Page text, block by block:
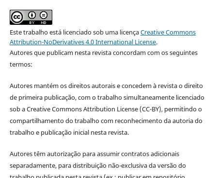
Este trabalho está licenciado sob uma licençaCreative Commons
Attribution-NoDerivatives 4.0 International License.
Autores que publicam nesta revista concordam com os seguintes
termos:
Autores mantém os direitos autorais e concedem à revista o direito
de primeira publicação, com o trabalho simultaneamente licenciado
sob a Creative Commons Attribution License (CC-BY), permitindo o
compartilhamento do trabalho com reconhecimento da autoria do
trabalho e publicação inicial nesta revista.
Autores têm autorização para assumir contratos adicionais
separadamente, para distribuição não-exclusiva da versão do